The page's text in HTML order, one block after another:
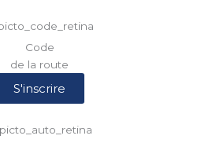
Code
de la route
S'inscrire